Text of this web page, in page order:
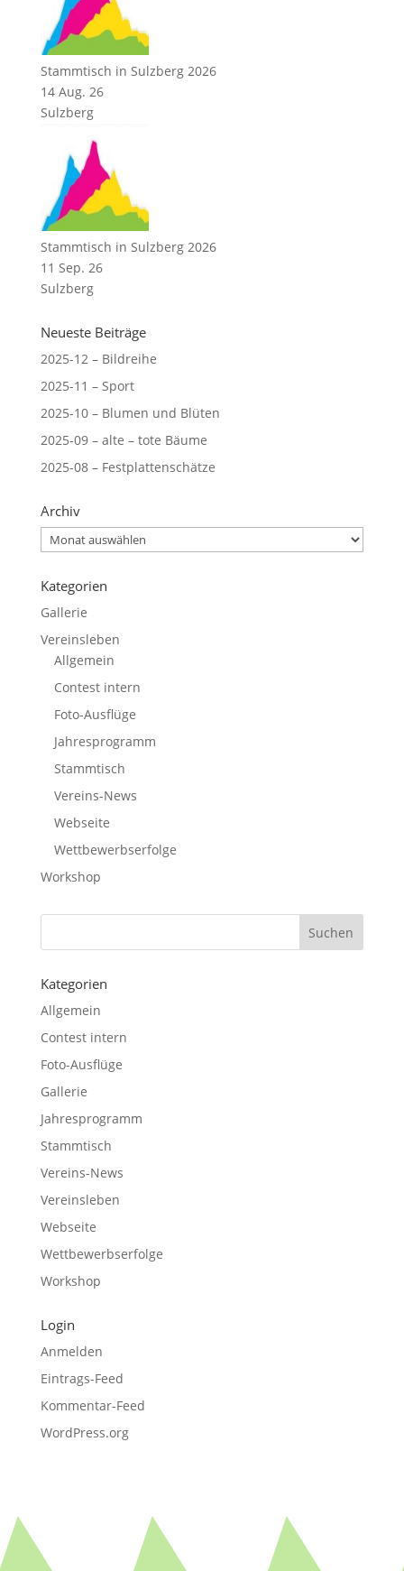
Stammtisch in Sulzberg 2026
14 Aug. 26
Sulzberg
Stammtisch in Sulzberg 2026
11 Sep. 26
Sulzberg
Neueste Beiträge
2025-12 – Bildreihe
2025-11 – Sport
2025-10 – Blumen und Blüten
2025-09 – alte – tote Bäume
2025-08 – Festplattenschätze
Archiv
Archiv
Kategorien
Gallerie
Vereinsleben
Allgemein
Contest intern
Foto-Ausflüge
Jahresprogramm
Stammtisch
Vereins-News
Webseite
Wettbewerbserfolge
Workshop
Kategorien
Allgemein
Contest intern
Foto-Ausflüge
Gallerie
Jahresprogramm
Stammtisch
Vereins-News
Vereinsleben
Webseite
Wettbewerbserfolge
Workshop
Login
Anmelden
Eintrags-Feed
Kommentar-Feed
WordPress.org